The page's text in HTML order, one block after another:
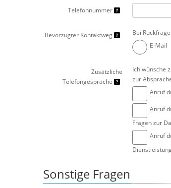
Telefonnummer
Bevorzugter Kontaktweg
Bei
E-Mail
Zusätzliche
Telefongespräche
Ich wünsche
zur
Anruf
Anruf
Fragen zur
Anruf
Sonstige Fragen